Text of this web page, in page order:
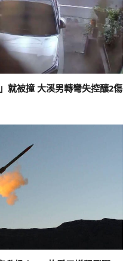
就被撞 大溪男轉彎失控釀2傷